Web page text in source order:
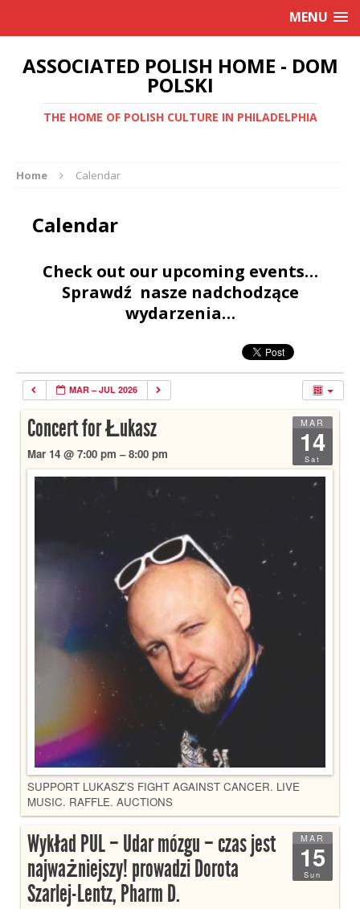
MENU
ASSOCIATED POLISH HOME - DOM
POLSKI
THE HOME OF POLISH CULTURE IN PHILADELPHIA
Home Calendar
Calendar
Check out our upcoming events…
Sprawdź nasze nadchodzące
wydarzenia…
MAR – JUL 2026
MAR
14
Sat
Concert for Łukasz
Mar 14 @ 7:00 pm – 8:00 pm
SUPPORT LUKASZ’S FIGHT AGAINST CANCER. LIVE
MUSIC. RAFFLE. AUCTIONS
MAR
15
Sun
Wykład PUL – Udar mózgu – czas jest
najważniejszy! prowadzi Dorota
Szarlej-Lentz, Pharm D.